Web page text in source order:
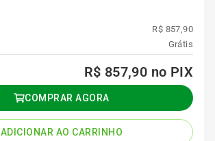
R$ 857,90
Grátis
R$ 857,90 no PIX
COMPRAR AGORA
ADICIONAR AO CARRINHO